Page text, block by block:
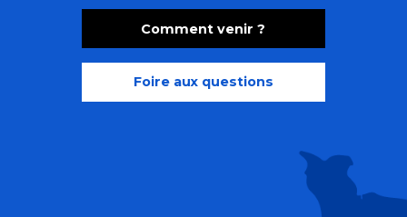
Comment venir ?
Foire aux questions